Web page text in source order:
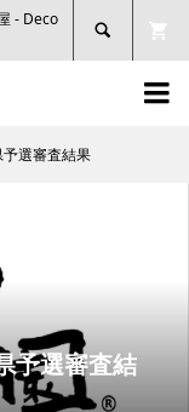
- Deco


選審査結果
予選審査結